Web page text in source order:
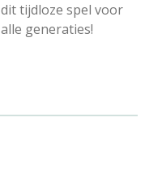
dit tijdloze spel voor
alle generaties!